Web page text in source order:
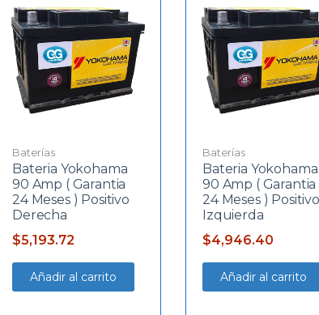
Baterías
Bateria Yokohama
90 Amp ( Garantia
24 Meses ) Positivo
Derecha
$5,193.72
Añadir al carrito
Baterías
Bateria Yokohama
90 Amp ( Garantia
24 Meses ) Positivo
Izquierda
$4,946.40
Añadir al carrito